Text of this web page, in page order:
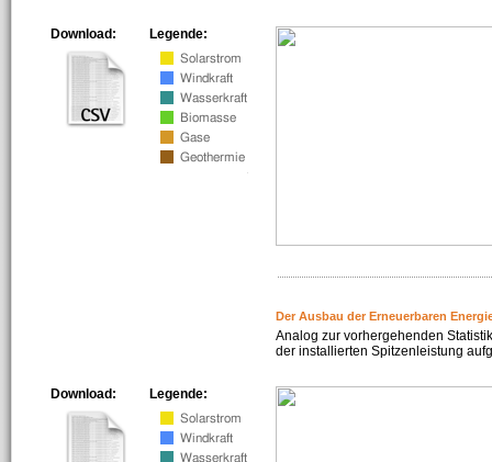
Legende:
Download:
Der Ausbau der Erneuerbaren
Analog zur vorhergehenden
der installierten Spitzenleistung
Legende:
Download: